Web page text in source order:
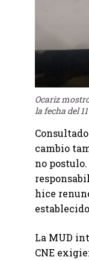
Ocariz
la fecha del
cambio
no
hice
La MUD
CNE